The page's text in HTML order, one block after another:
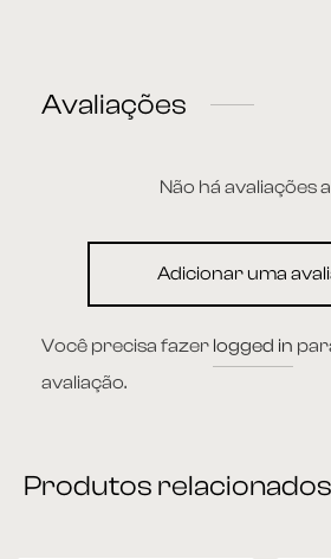
Avaliações
Não há avaliações
Adicionar uma
Você precisa fazer logged in
avaliação.
Produtos relacionados